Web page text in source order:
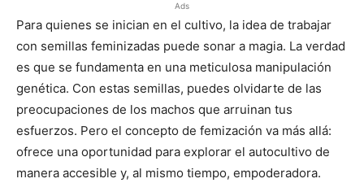
Ads
Para quienes se inician en el cultivo, la idea de trabajar
con semillas feminizadas puede sonar a magia. La verdad
es que se fundamenta en una meticulosa manipulación
genética. Con estas semillas, puedes olvidarte de las
preocupaciones de los machos que arruinan tus
esfuerzos. Pero el concepto de femización va más allá:
ofrece una oportunidad para explorar el autocultivo de
manera accesible y, al mismo tiempo, empoderadora.